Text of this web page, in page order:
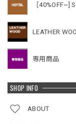
［40%OFF~]
LEATHER
専用商品
SHOP INFO
ABOUT